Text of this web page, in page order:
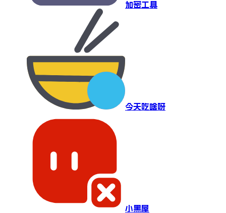
加密工具
今天吃啥呀
小黑屋